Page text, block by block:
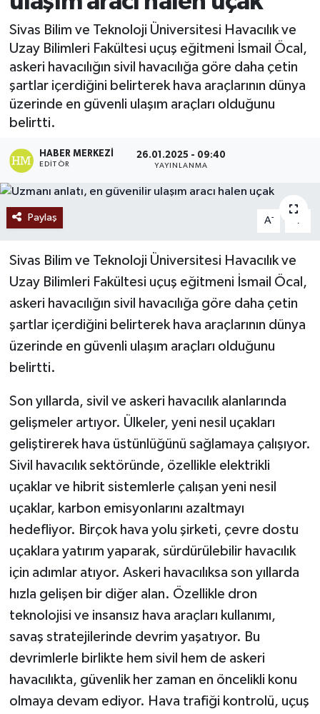
Sivas Bilim ve Teknoloji Üniversitesi Havacılık ve
Uzay Bilimleri Fakültesi uçuş eğitmeni İsmail Öcal,
askeri havacılığın sivil havacılığa göre daha çetin
şartlar içerdiğini belirterek hava araçlarının dünya
üzerinde en güvenli ulaşım araçları olduğunu
belirtti.
HABER MERKEZI
EDITÖR
26.01.2025 - 09:40
YAYINLANMA
Paylaş A- A
Sivas Bilim ve Teknoloji Üniversitesi Havacılık ve
Uzay Bilimleri Fakültesi uçuş eğitmeni İsmail Öcal,
askeri havacılığın sivil havacılığa göre daha çetin
şartlar içerdiğini belirterek hava araçlarının dünya
üzerinde en güvenli ulaşım araçları olduğunu
belirtti.
Son yıllarda, sivil ve askeri havacılık alanlarında
gelişmeler artıyor. Ülkeler, yeni nesil uçakları
geliştirerek hava üstünlüğünü sağlamaya çalışıyor.
Sivil havacılık sektöründe, özellikle elektrikli
uçaklar ve hibrit sistemlerle çalışan yeni nesil
uçaklar, karbon emisyonlarını azaltmayı
hedefliyor. Birçok hava yolu şirketi, çevre dostu
uçaklara yatırım yaparak, sürdürülebilir havacılık
için adımlar atıyor. Askeri havacılıksa son yıllarda
hızla gelişen bir diğer alan. Özellikle dron
teknolojisi ve insansız hava araçları kullanımı,
savaş stratejilerinde devrim yaşatıyor. Bu
devrimlerle birlikte hem sivil hem de askeri
havacılıkta, güvenlik her zaman en öncelikli konu
olmaya devam ediyor. Hava trafiği kontrolü, uçuş
Ekonomi
Sağlık
Tokat Haber